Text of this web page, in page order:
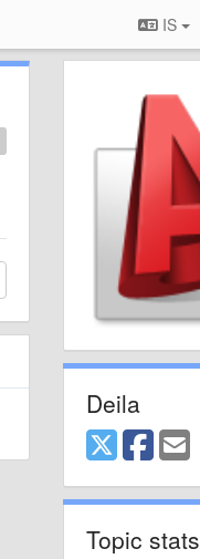
IS
Deila
Topic stats